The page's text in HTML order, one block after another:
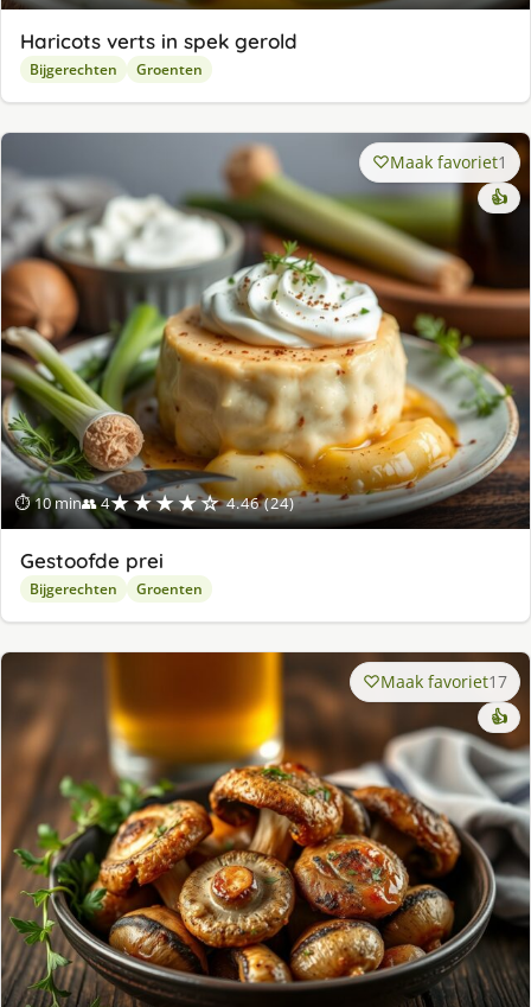
Haricots verts in spek gerold
Bijgerechten Groenten
⏱ 10 min👥 4★★★★☆ 4.46 (24)
Maak favoriet1
👍
Gestoofde prei
Bijgerechten Groenten
Maak favoriet17
👍